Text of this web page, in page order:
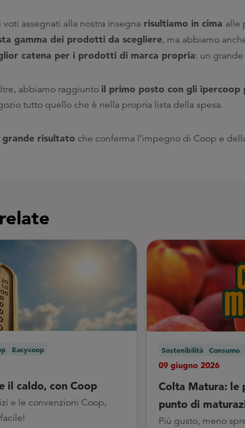
voti assegnati alla nostra insegna risultiamo in cima alle
gamma dei prodotti da scegliere, ma abbiamo
catena per i prodotti di marca propria: un
abbiamo raggiunto il primo posto con gli ipercoop
tutto quello che è nella propria lista della spesa.
grande risultato che conferma l’impegno di Coop e
Easycoop
il caldo, con Coop
e le convenzioni Coop,
Sostenibilità Consumo
09 giugno 2026
Colta Matura: le
punto di
Più gusto, meno